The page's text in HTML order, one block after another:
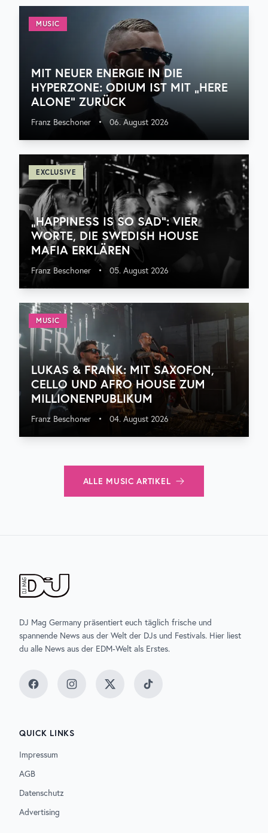
MUSIC
MIT NEUER ENERGIE IN DIE
HYPERZONE: ODIUM IST MIT „HERE
ALONE“ ZURÜCK
Franz Beschoner • 06. August 2026
EXCLUSIVE
„HAPPINESS IS SO SAD“: VIER
WORTE, DIE SWEDISH HOUSE
MAFIA ERKLÄREN
Franz Beschoner • 05. August 2026
MUSIC
LUKAS & FRANK: MIT SAXOFON,
CELLO UND AFRO HOUSE ZUM
MILLIONENPUBLIKUM
Franz Beschoner • 04. August 2026
ALLE MUSIC ARTIKEL
DJ Mag Germany präsentiert euch täglich frische und
spannende News aus der Welt der DJs und Festivals. Hier liest
du alle News aus der EDM-Welt als Erstes.
FacebookInstagramTwitter TikTok
QUICK LINKS
Impressum
AGB
Datenschutz
Advertising